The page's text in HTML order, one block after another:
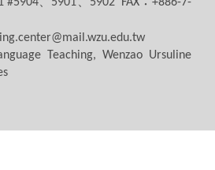
Teaching, Wenzao Ursuline